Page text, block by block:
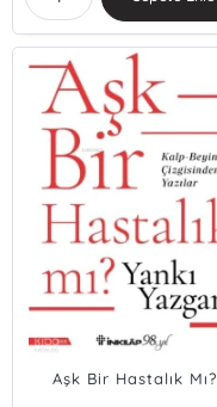
Aşk Bir Hastalık Mı?